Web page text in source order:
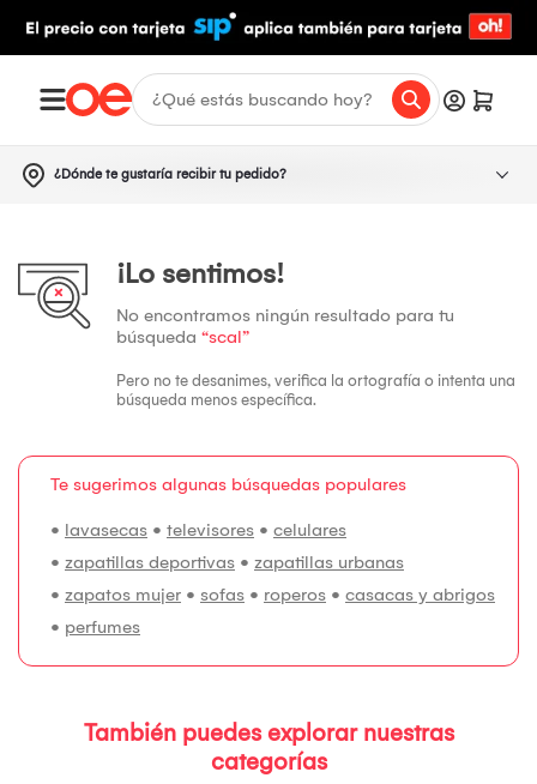
¿Dónde te gustaría recibir tu pedido?
¡Lo sentimos!
No encontramos ningún resultado para tu
búsqueda “scal”
Pero no te desanimes, verifica la ortografía o intenta una
búsqueda menos específica.
Te sugerimos algunas búsquedas populares
• lavasecas • televisores • celulares
• zapatillas deportivas • zapatillas urbanas
• zapatos mujer • sofas • roperos • casacas y abrigos
• perfumes
También puedes explorar nuestras
categorías